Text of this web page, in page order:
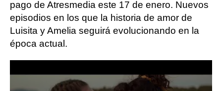
pago de Atresmedia este 17 de enero. Nuevos
episodios en los que la historia de amor de
Luisita y Amelia seguirá evolucionando en la
época actual.